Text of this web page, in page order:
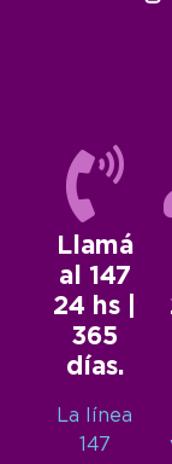
Llamá
al 147
24 hs |
365
días.
La línea
147